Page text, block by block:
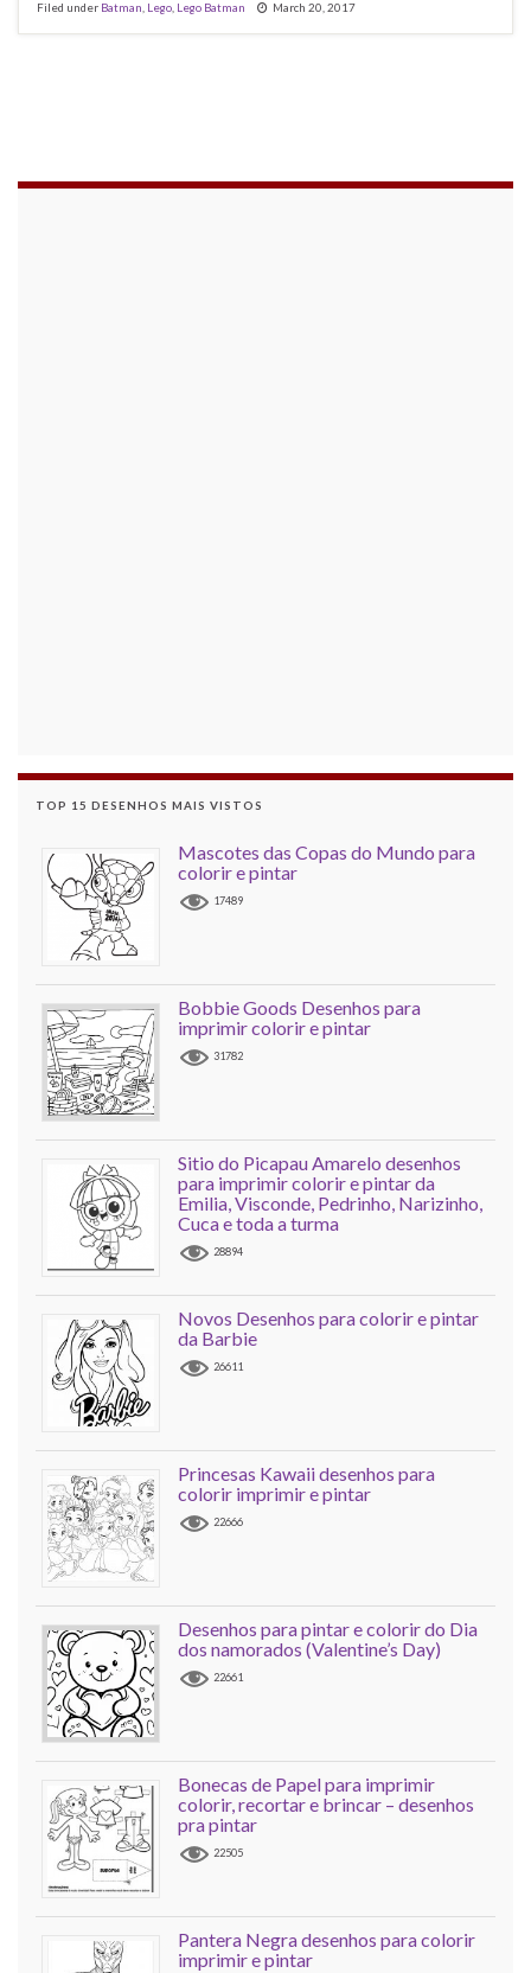
Filed under Batman Lego Lego Batman March 20, 2017
TOP 15 DESENHOS MAIS VISTOS
Mascotes das Copas do Mundo para
colorir e pintar
17489
Bobbie Goods Desenhos para
imprimir colorir e pintar
31782
Sitio do Picapau Amarelo desenhos
para imprimir colorir e pintar da
Emilia, Visconde, Pedrinho, Narizinho,
Cuca e toda a turma
28894
Novos Desenhos para colorir e pintar
da Barbie
26611
Princesas Kawaii desenhos para
colorir imprimir e pintar
22666
Desenhos para pintar e colorir do Dia
dos namorados (Valentine’s Day)
22661
Bonecas de Papel para imprimir
colorir, recortar e brincar – desenhos
pra pintar
22505
Pantera Negra desenhos para colorir
imprimir e pintar